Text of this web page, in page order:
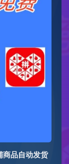
商品自动发货